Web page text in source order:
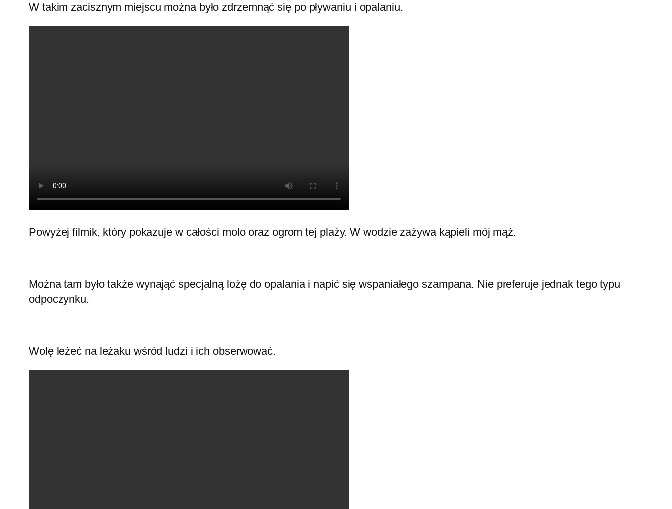
W takim zacisznym miejscu można było zdrzemnąć się po pływaniu i opalaniu.
Powyżej filmik, który pokazuje w całości molo oraz ogrom tej plaży. W wodzie zażywa kąpieli mój mąż.
Można tam było także wynająć specjalną lożę do opalania i napić się wspaniałego szampana. Nie preferuje jednak tego typu
odpoczynku.
Wolę leżeć na leżaku wśród ludzi i ich obserwować.